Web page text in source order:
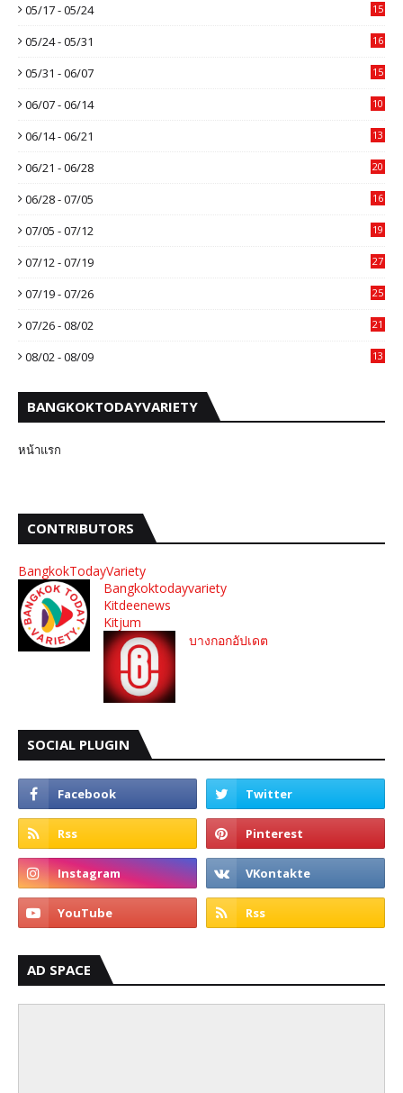
05/17 - 05/24 15
05/24 - 05/31 16
05/31 - 06/07 15
06/07 - 06/14 10
06/14 - 06/21 13
06/21 - 06/28 20
06/28 - 07/05 16
07/05 - 07/12 19
07/12 - 07/19 27
07/19 - 07/26 25
07/26 - 08/02 21
08/02 - 08/09 13
BANGKOKTODAYVARIETY
หน้าแรก
CONTRIBUTORS
BangkokTodayVariety
Bangkoktodayvariety
Kitdeenews
Kitjum
บางกอกอัปเดต
SOCIAL PLUGIN
AD SPACE